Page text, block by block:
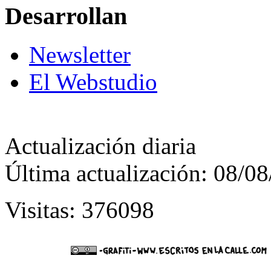
Desarrollan
Newsletter
El Webstudio
Actualización diaria
Última actualización: 08/
Visitas: 376098